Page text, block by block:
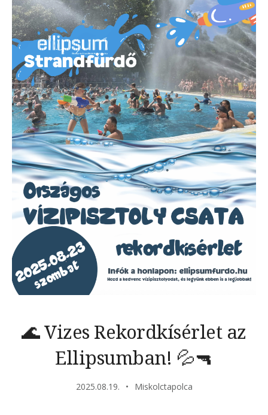
🌊 Vizes Rekordkísérlet az
Ellipsumban! 💦🔫
2025.08.19. Miskolctapolca